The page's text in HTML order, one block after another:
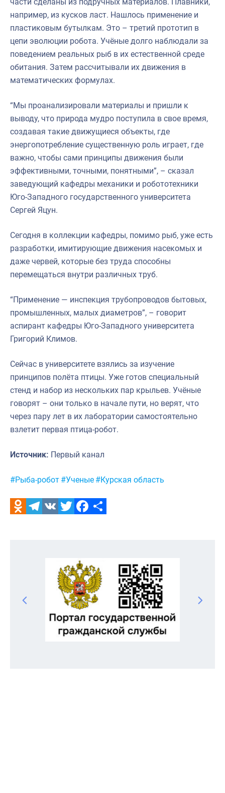
например, из кусков ласт. Нашлось применение и
пластиковым бутылкам. Это – третий прототип в
цепи эволюции робота. Учёные долго наблюдали за
поведением реальных рыб в их естественной среде
обитания. Затем рассчитывали их движения в
математических формулах.
“Мы проанализировали материалы и пришли к
выводу, что природа мудро поступила в свое время,
создавая такие движущиеся объекты, где
энергопотребление существенную роль играет, где
важно, чтобы сами принципы движения были
эффективными, точными, понятными”, – сказал
заведующий кафедры механики и робототехники
Юго-Западного государственного университета
Сергей Яцун.
Сегодня в коллекции кафедры, помимо рыб, уже есть
разработки, имитирующие движения насекомых и
даже червей, которые без труда способны
перемещаться внутри различных труб.
“Применение — инспекция трубопроводов бытовых,
промышленных, малых диаметров”, – говорит
аспирант кафедры Юго-Западного университета
Григорий Климов.
Сейчас в университете взялись за изучение
принципов полёта птицы. Уже готов специальный
стенд и набор из нескольких пар крыльев. Учёные
говорят – они только в начале пути, но верят, что
через пару лет в их лаборатории самостоятельно
взлетит первая птица-робот.
Источник: Первый канал
Метки:
#Рыба-робот #Ученые #Курская область